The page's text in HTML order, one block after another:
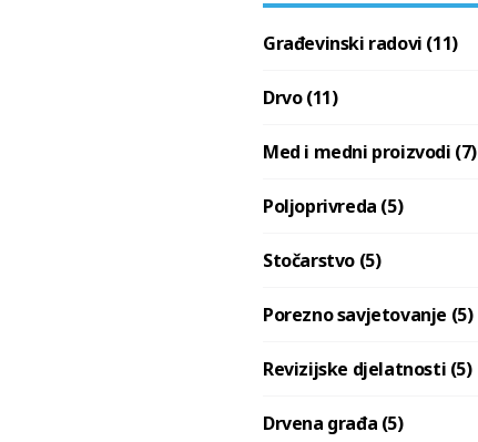
Građevinski radovi (11)
Drvo (11)
Med i medni proizvodi (7)
Poljoprivreda (5)
Stočarstvo (5)
Porezno savjetovanje (5)
Revizijske djelatnosti (5)
Drvena građa (5)